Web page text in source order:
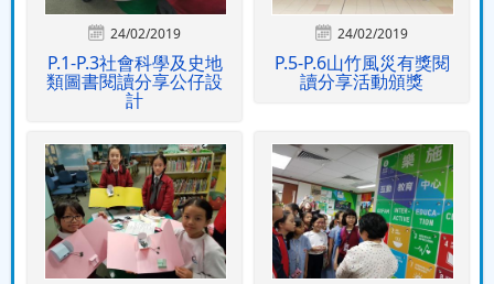
24/02/2019
P.1-P.3社會科學及史地
類圖書閱讀分享公仔設
計
24/02/2019
P.5-P.6山竹風災有獎閱
讀分享活動頒獎